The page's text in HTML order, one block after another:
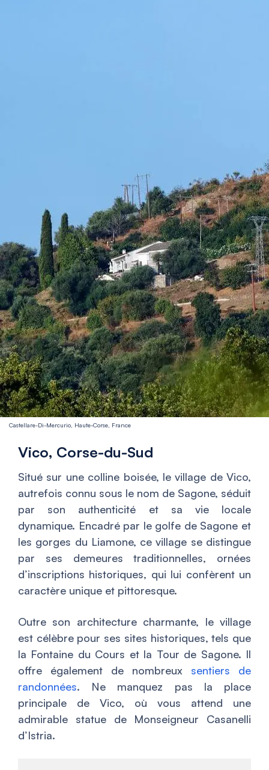
Castellare-Di-Mercurio, Haute-Corse, France
Vico, Corse-du-Sud
Situé sur une colline boisée, le village de Vico,
autrefois connu sous le nom de Sagone, séduit
par son authenticité et sa vie locale
dynamique. Encadré par le golfe de Sagone et
les gorges du Liamone, ce village se distingue
par ses demeures traditionnelles, ornées
d’inscriptions historiques, qui lui confèrent un
caractère unique et pittoresque.
Outre son architecture charmante, le village
est célèbre pour ses sites historiques, tels que
la Fontaine du Cours et la Tour de Sagone. Il
offre également de nombreux sentiers de
randonnées. Ne manquez pas la place
principale de Vico, où vous attend une
admirable statue de Monseigneur Casanelli
d’Istria.